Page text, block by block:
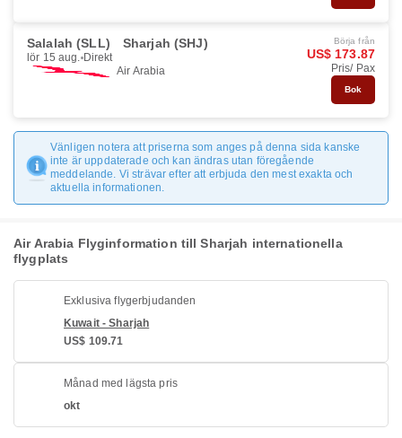
Salalah (SLL) Sharjah (SHJ)
lör 15 aug. Direkt
Air Arabia
Börja från
US$ 173.87
Pris/ Pax
Bok
Vänligen notera att priserna som anges på denna sida kanske
inte är uppdaterade och kan ändras utan föregående
meddelande. Vi strävar efter att erbjuda den mest exakta och
aktuella informationen.
Air Arabia Flyginformation till Sharjah internationella
flygplats
Exklusiva flygerbjudanden
Kuwait - Sharjah
US$ 109.71
Månad med lägsta pris
okt